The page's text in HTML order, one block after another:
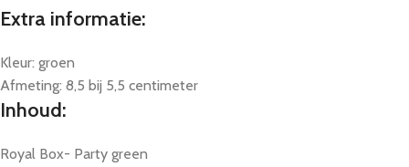
Extra informatie:
Kleur: groen
Afmeting: 8,5 bij 5,5 centimeter
Inhoud:
Royal Box- Party green